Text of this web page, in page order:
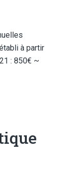
à partir
: 850€ ~